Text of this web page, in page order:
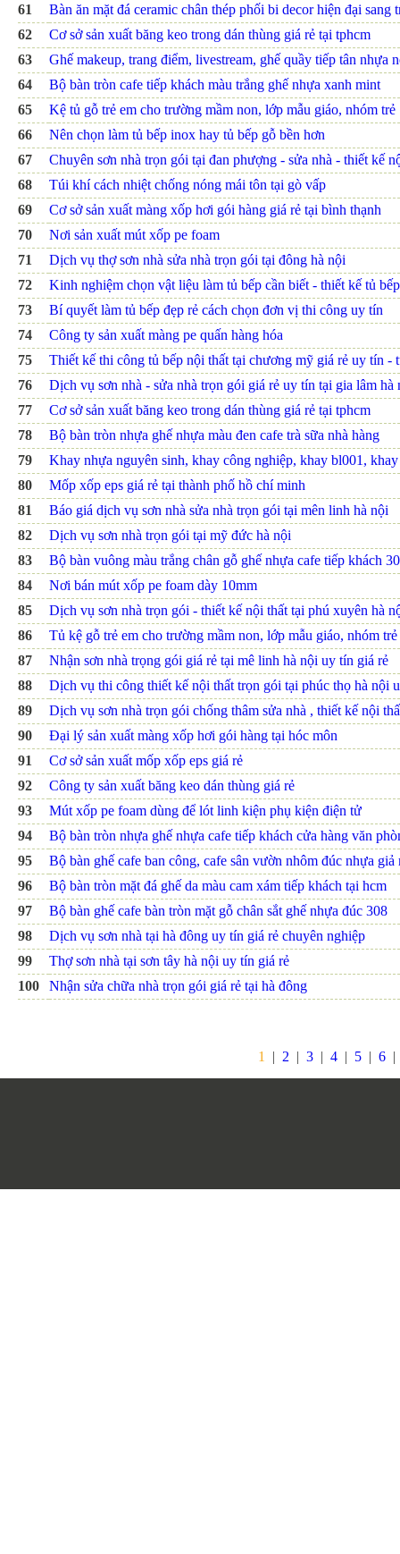
61
Bàn ăn mặt đá ceramic chân thép phối bi decor hiện đại sang
62
Cơ sở sản xuất băng keo trong dán thùng giá rẻ tại tphcm
63
Ghế makeup, trang điểm, livestream, ghế quầy tiếp tân nhựa
64
Bộ bàn tròn cafe tiếp khách màu trắng ghế nhựa xanh mint
65
Kệ tủ gỗ trẻ em cho trường mầm non, lớp mẫu giáo, nhóm trẻ
66
Nên chọn làm tủ bếp inox hay tủ bếp gỗ bền hơn
67
Chuyên sơn nhà trọn gói tại đan phượng - sửa nhà - thiết kế
68
Túi khí cách nhiệt chống nóng mái tôn tại gò vấp
69
Cơ sở sản xuất màng xốp hơi gói hàng giá rẻ tại bình thạnh
70
Nơi sản xuất mút xốp pe foam
71
Dịch vụ thợ sơn nhà sửa nhà trọn gói tại đông hà nội
72
Kinh nghiệm chọn vật liệu làm tủ bếp cần biết - thiết kế tủ
73
Bí quyết làm tủ bếp đẹp rẻ cách chọn đơn vị thi công uy tín
74
Công ty sản xuất màng pe quấn hàng hóa
75
Thiết kế thi công tủ bếp nội thất tại chương mỹ giá rẻ uy tín -
76
Dịch vụ sơn nhà - sửa nhà trọn gói giá rẻ uy tín tại gia lâm hà
77
Cơ sở sản xuất băng keo trong dán thùng giá rẻ tại tphcm
78
Bộ bàn tròn nhựa ghế nhựa màu đen cafe trà sữa nhà hàng
79
Khay nhựa nguyên sinh, khay công nghiệp, khay bl001,
80
Mốp xốp eps giá rẻ tại thành phố hồ chí minh
81
Báo giá dịch vụ sơn nhà sửa nhà trọn gói tại mên linh hà nội
82
Dịch vụ sơn nhà trọn gói tại mỹ đức hà nội
83
Bộ bàn vuông màu trắng chân gỗ ghế nhựa cafe tiếp khách
84
Nơi bán mút xốp pe foam dày 10mm
85
Dịch vụ sơn nhà trọn gói - thiết kế nội thất tại phú xuyên hà
86
Tủ kệ gỗ trẻ em cho trường mầm non, lớp mẫu giáo, nhóm trẻ
87
Nhận sơn nhà trọng gói giá rẻ tại mê linh hà nội uy tín giá rẻ
88
Dịch vụ thi công thiết kế nội thất trọn gói tại phúc thọ hà nội
89
Dịch vụ sơn nhà trọn gói chống thâm sửa nhà , thiết kế nội
90
Đại lý sản xuất màng xốp hơi gói hàng tại hóc môn
91
Cơ sở sản xuất mốp xốp eps giá rẻ
92
Công ty sản xuất băng keo dán thùng giá rẻ
93
Mút xốp pe foam dùng để lót linh kiện phụ kiện điện tử
94
Bộ bàn tròn nhựa ghế nhựa cafe tiếp khách cửa hàng văn
95
Bộ bàn ghế cafe ban công, cafe sân vườn nhôm đúc nhựa giả
96
Bộ bàn tròn mặt đá ghế da màu cam xám tiếp khách tại hcm
97
Bộ bàn ghế cafe bàn tròn mặt gỗ chân sắt ghế nhựa đúc 308
98
Dịch vụ sơn nhà tại hà đông uy tín giá rẻ chuyên nghiệp
99
Thợ sơn nhà tại sơn tây hà nội uy tín giá rẻ
100
Nhận sửa chữa nhà trọn gói giá rẻ tại hà đông
1 2 3 4 5 6